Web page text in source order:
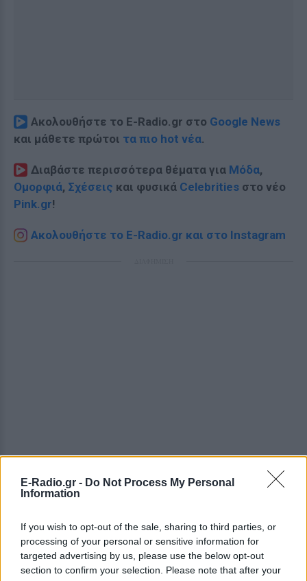
E-Radio.gr - Do Not Process My Personal
Information
If you wish to opt-out of the sale, sharing to third parties, or
processing of your personal or sensitive information for
targeted advertising by us, please use the below opt-out
section to confirm your selection. Please note that after your
Ακολουθήστε το E-Radio.gr στο Google News
και μάθετε πρώτοι τα πιο hot νέα.
Διαβάστε περισσότερα θέματα για Μόδα,
Ομορφιά, Σχέσεις και φυσικά Celebrities στο νέο
Pink.gr!
Ακολουθήστε το E-Radio.gr και στο Instagram